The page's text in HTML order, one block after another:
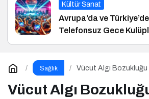
Kültür Sanat
Avrupa’da ve
Telefonsuz Gece
Sağlık
Vücut Algı
Vücut Algı